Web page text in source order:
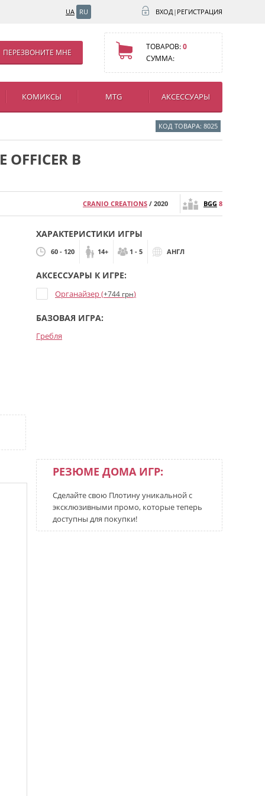
UA RU ВХОД| РЕГИСТРАЦИЯ
ПЕРЕЗВОНИТЕ МНЕ
ТОВАРОВ:0
СУММА:
КОМИКСЫ MTG АКСЕССУАРЫ
КОД ТОВАРА: 8025
OFFICER B
CRANIO CREATIONS / 2020 BGG 8
ХАРАКТЕРИСТИКИ ИГРЫ
60 - 120 14+ 1 - 5 АНГЛ
АКСЕССУАРЫ К ИГРЕ:
Органайзер (+744 грн)
БАЗОВАЯ ИГРА:
Гребля
РЕЗЮМЕ ДОМА ИГР:
Сделайте свою Плотину уникальной с
эксклюзивными промо, которые теперь
доступны для покупки!